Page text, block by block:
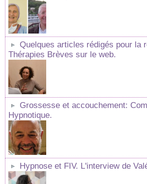
Quelques articles rédigés pour la
Thérapies Brèves sur le web.
Grossesse et accouchement:
Hypnotique.
Hypnose et FIV. L'interview de